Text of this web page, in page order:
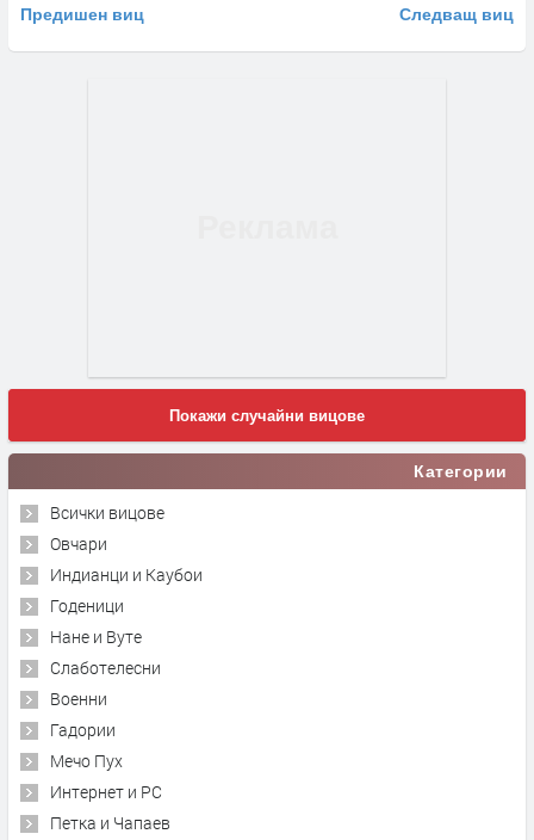
Предишен виц Следващ виц
Покажи случайни вицове
Категории
Всички вицове
Овчари
Индианци и Каубои
Годеници
Нане и Вуте
Слаботелесни
Военни
Гадории
Мечо Пух
Интернет и PC
Петка и Чапаев